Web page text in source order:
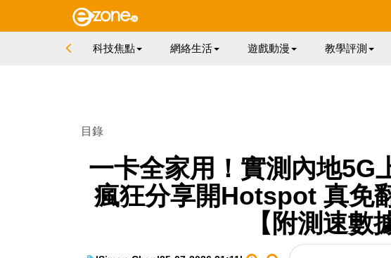
科技焦點 網絡生活 遊戲動漫 教學評測
目錄
一卡全家用！實測內地5G
瘋狂分享開Hotspot 真免
【附測速數